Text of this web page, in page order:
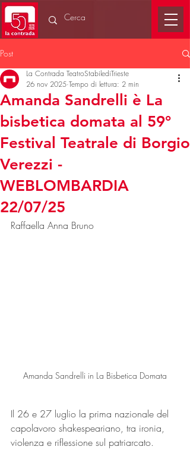
Post
Amanda Sandrelli è La
bisbetica domata al 59°
Festival Teatrale di Borgio
Verezzi -
WEBLOMBARDIA
22/07/25
La Contrada TeatroStabilediTrieste
26 nov 2025 Tempo di lettura: 2 min
Raffaella Anna Bruno
Amanda Sandrelli in La Bisbetica Domata
Il 26 e 27 luglio la prima nazionale del
capolavoro shakespeariano, tra ironia,
violenza e riflessione sul patriarcato.